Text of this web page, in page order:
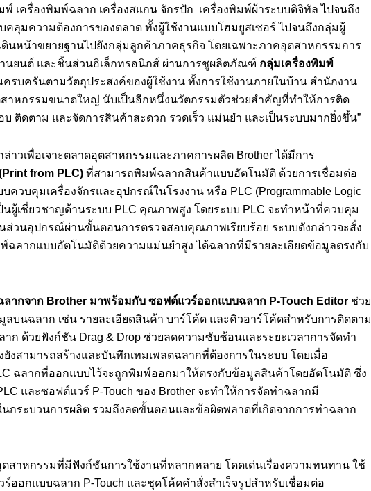
เครื่องพิมพ์ฉลาก เครื่องสแกน จักรปัก เครื่องพิมพ์ผ้าระบบดิจิทัล ไปจนถึง
คลุมความต้องการของตลาด ทั้งผู้ใช้งานแบบโฮมยูสเซอร์ ไปจนถึงกลุ่มผู้
ดินหน้าขยายฐานไปยังกลุ่มลูกค้าภาคธุรกิจ โดยเฉพาะภาคอุตสาหกรรมการ
นยนต์ และชิ้นส่วนอิเล็กทรอนิกส์ ผ่านการชูผลิตภัณฑ์ กลุ่มเครื่องพิมพ์
รบครันตามวัตถุประสงค์ของผู้ใช้งาน ทั้งการใช้งานภายในบ้าน สำนักงาน
สาหกรรมขนาดใหญ่ นับเป็นอีกหนึ่งนวัตกรรมตัวช่วยสำคัญที่ทำให้การติด
ติดตาม และจัดการสินค้าสะดวก รวดเร็ว แม่นยำ และเป็นระบบมากยิ่งขึ้น”
วเพื่อเจาะตลาดอุตสาหกรรมและภาคการผลิต Brother ได้มีการ
Print from PLC)ที่สามารถพิมพ์ฉลากสินค้าแบบอัตโนมัติ ด้วยการเชื่อมต่อ
ควบคุมเครื่องจักรและอุปกรณ์ในโรงงาน หรือ PLC (Programmable Logic
ป็นผู้เชี่ยวชาญด้านระบบ PLC คุณภาพสูง โดยระบบ PLC จะทำหน้าที่ควบคุม
ส่วนอุปกรณ์ผ่านขั้นตอนการตรวจสอบคุณภาพเรียบร้อย ระบบดังกล่าวจะสั่ง
ฉลากแบบอัตโนมัติด้วยความแม่นยำสูง ได้ฉลากที่มีรายละเอียดข้อมูลตรงกับ
ลากจาก Brother มาพร้อมกับ ซอฟต์แวร์ออกแบบฉลาก P-Touch Editor ช่วย
บนฉลาก เช่น รายละเอียดสินค้า บาร์โค้ด และคิวอาร์โค้ดสำหรับการติดตาม
ด้วยฟังก์ชัน Drag & Drop ช่วยลดความซับซ้อนและระยะเวลาการจัดทำ
งสามารถสร้างและบันทึกเทมเพลตฉลากที่ต้องการในระบบ โดยเมื่อ
ฉลากที่ออกแบบไว้จะถูกพิมพ์ออกมาให้ตรงกับข้อมูลสินค้าโดยอัตโนมัติ ซึ่ง
และซอฟต์แวร์ P-Touch ของ Brother จะทำให้การจัดทำฉลากมี
ระบวนการผลิต รวมถึงลดขั้นตอนและข้อผิดพลาดที่เกิดจากการทำฉลาก
สาหกรรมที่มีฟังก์ชันการใช้งานที่หลากหลาย โดดเด่นเรื่องความทนทาน ใช้
ออกแบบฉลาก P-Touch และชุดโค้ดคำสั่งสำเร็จรูปสำหรับเชื่อมต่อ